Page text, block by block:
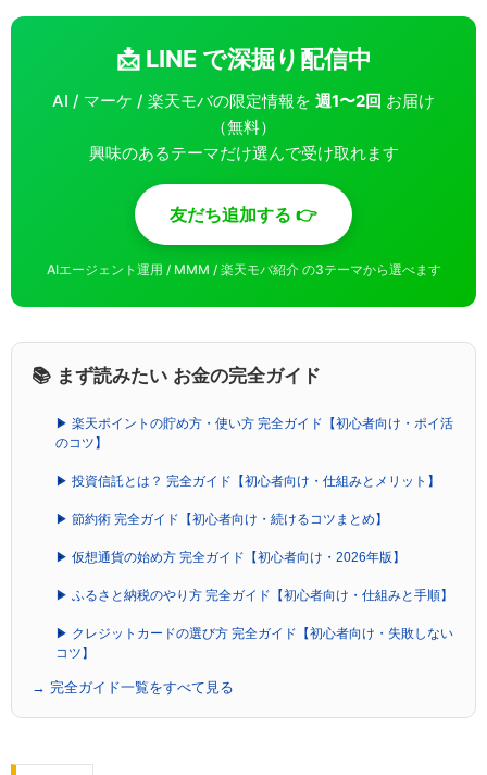
📩 LINE で深掘り配信中
AI / マーケ / 楽天モバの限定情報を 週1〜2回 お届け
（無料）
興味のあるテーマだけ選んで受け取れます
友だち追加する 👉
AIエージェント運用 / MMM / 楽天モバ紹介 の3テーマから選べます
📚 まず読みたい お金の完全ガイド
▶ 楽天ポイントの貯め方・使い方 完全ガイド【初心者向け・ポイ活
のコツ】
▶ 投資信託とは？ 完全ガイド【初心者向け・仕組みとメリット】
▶ 節約術 完全ガイド【初心者向け・続けるコツまとめ】
▶ 仮想通貨の始め方 完全ガイド【初心者向け・2026年版】
▶ ふるさと納税のやり方 完全ガイド【初心者向け・仕組みと手順】
▶ クレジットカードの選び方 完全ガイド【初心者向け・失敗しない
コツ】
→ 完全ガイド一覧をすべて見る